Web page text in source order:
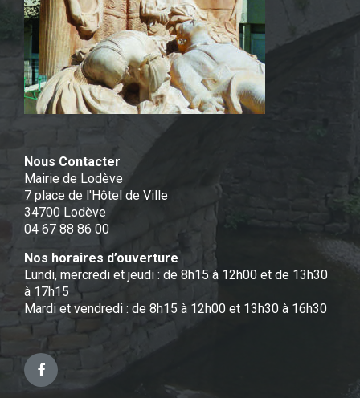
Nous Contacter
Mairie de Lodève
7 place de l'Hôtel de Ville
34700 Lodève
04 67 88 86 00
Nos horaires d’ouverture
Lundi, mercredi et jeudi : de 8h15 à 12h00 et de 13h30
à 17h15
Mardi et vendredi : de 8h15 à 12h00 et 13h30 à 16h30
Facebook